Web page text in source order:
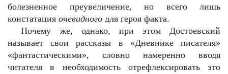
болезненное преувеличение, но всего лишь
констатация очевидного для героя факта.
Почему же, однако, при этом Достоевский
называет свои рассказы в «Дневнике писателя»
«фантастическими», словно намеренно вводя
читателя в необходимость отрефлексировать это